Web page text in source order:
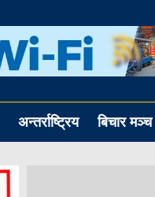
अन्तर्राष्ट्रिय बिचार मञ्च